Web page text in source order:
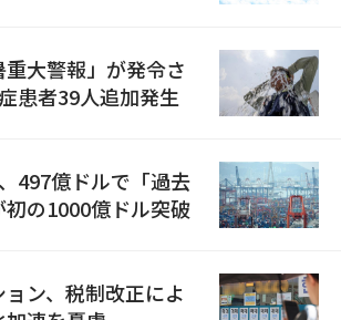
大警報」が発令さ
患者39人追加発生
497億ドルで「過去
の1000億ドル突破
ン、税制改正によ